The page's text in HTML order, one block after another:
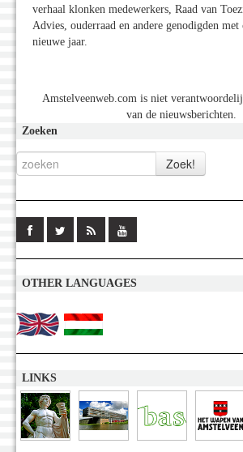
verhaal klonken medewerkers, Raad van
Advies, ouderraad en andere genodigden met
nieuwe jaar.
Amstelveenweb.com is niet
van de nieuwsberichten.
Zoeken
OTHER LANGUAGES
LINKS